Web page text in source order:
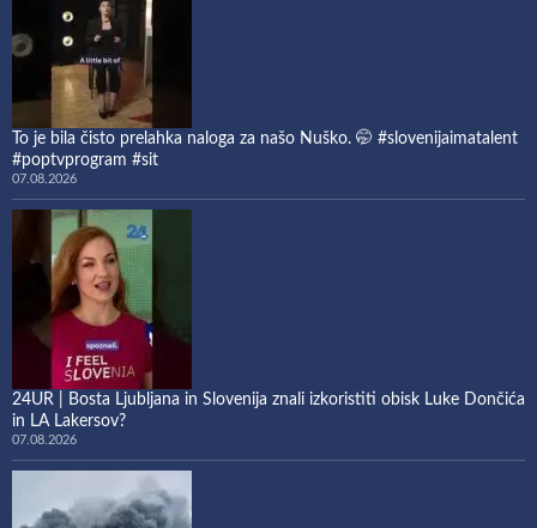
To je bila čisto prelahka naloga za našo Nuško. 🤭 #slovenijaimatalent
#poptvprogram #sit
07.08.2026
24UR | Bosta Ljubljana in Slovenija znali izkoristiti obisk Luke Dončića
in LA Lakersov?
07.08.2026